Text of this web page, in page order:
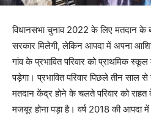
विधानसभा चुनाव 2022 के लिए मतदान के
सरकार मिलेगी, लेकिन आपदा में अपना
गांव के प्रभावित परिवार को प्राथमिक
पड़ेगा। प्रभावित परिवार पिछले तीन साल
मतदान केंद्र होने के चलते परिवार को
मजबूर होना पड़ा है। वर्ष 2018 की आपदा